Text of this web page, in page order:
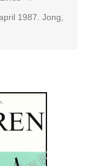
1987. Jong,